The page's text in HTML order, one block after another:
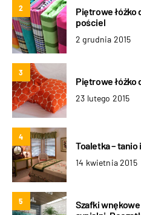
2
Piętrowe łóżko
pościel
2 grudnia 2015
3
Piętrowe łóżko
23 lutego 2015
4
Toaletka – tanio
14 kwietnia 2015
5
Szafki